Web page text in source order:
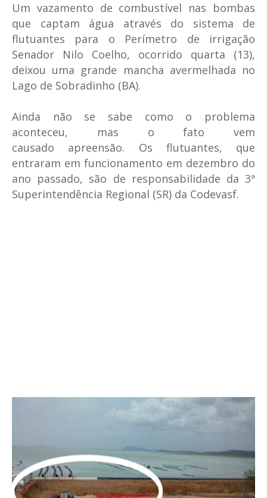
Um vazamento de combustível nas bombas
que captam água através do sistema de
flutuantes para o Perímetro de irrigação
Senador Nilo Coelho, ocorrido quarta (13),
deixou uma grande mancha avermelhada no
Lago de Sobradinho (BA).
Ainda não se sabe como o problema
aconteceu, mas o fato vem
causado apreensão. Os flutuantes, que
entraram em funcionamento em dezembro do
ano passado, são de responsabilidade da 3ª
Superintendência Regional (SR) da Codevasf.